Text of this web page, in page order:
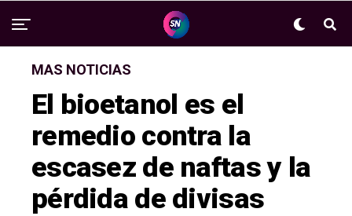
MAS NOTICIAS
El bioetanol es el
remedio contra la
escasez de naftas y la
pérdida de divisas